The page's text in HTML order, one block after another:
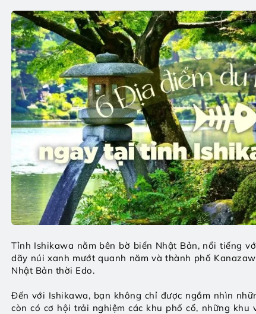
Tỉnh Ishikawa nằm bên bờ biển Nhật Bản, nổi tiếng
dãy núi xanh mướt quanh năm và thành phố
Nhật Bản thời Edo.
Đến với Ishikawa, bạn không chỉ được ngắm nhìn
còn có cơ hội trải nghiệm các khu phố cổ, những